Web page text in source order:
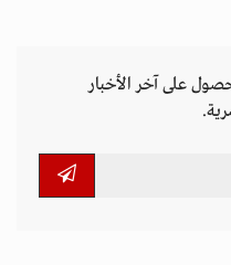
على آخر الأخبار